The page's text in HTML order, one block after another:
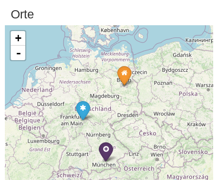
Orte
+
-